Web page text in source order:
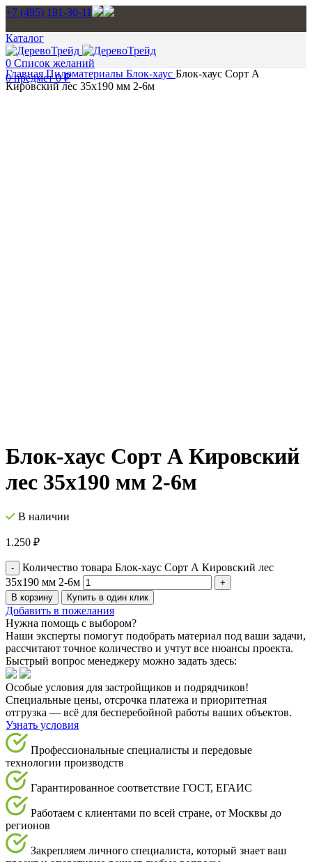
+7 (495) 181-30-11
Каталог
0 Список желаний
0предмет 0₽
ГлавнаяПиломатериалы Блок-хаус Блок-хаус Cорт А
Кировский лес 35х190 мм 2-6м
Блок-хаус Cорт А Кировский
лес 35х190 мм 2-6м
В наличии
1.250 ₽
Количество товара Блок-хаус Cорт А Кировский лес
35х190 мм 2-6м
В корзину Купить в один клик
Добавить в пожелания
Нужна помощь с выбором?
Наши эксперты помогут подобрать материал под ваши задачи,
рассчитают точное количество и учтут все нюансы проекта.
Быстрый вопрос менеджеру можно задать здесь:
Особые условия для застройщиков и подрядчиков!
Специальные цены, отсрочка платежа и приоритетная
отгрузка — всё для бесперебойной работы ваших объектов.
Узнать условия
Профессиональные специалисты и передовые
технологии производств
Гарантированное соответствие ГОСТ, ЕГАИС
Работаем с клиентами по всей стране, от Москвы до
регионов
Закрепляем личного специалиста, который знает ваш